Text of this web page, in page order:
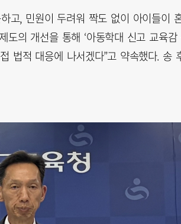
고, 민원이 두려워 짝도 없이 아이들이
의 개선을 통해 ‘아동학대 신고 교육감
법적 대응에 나서겠다”고 약속했다. 송